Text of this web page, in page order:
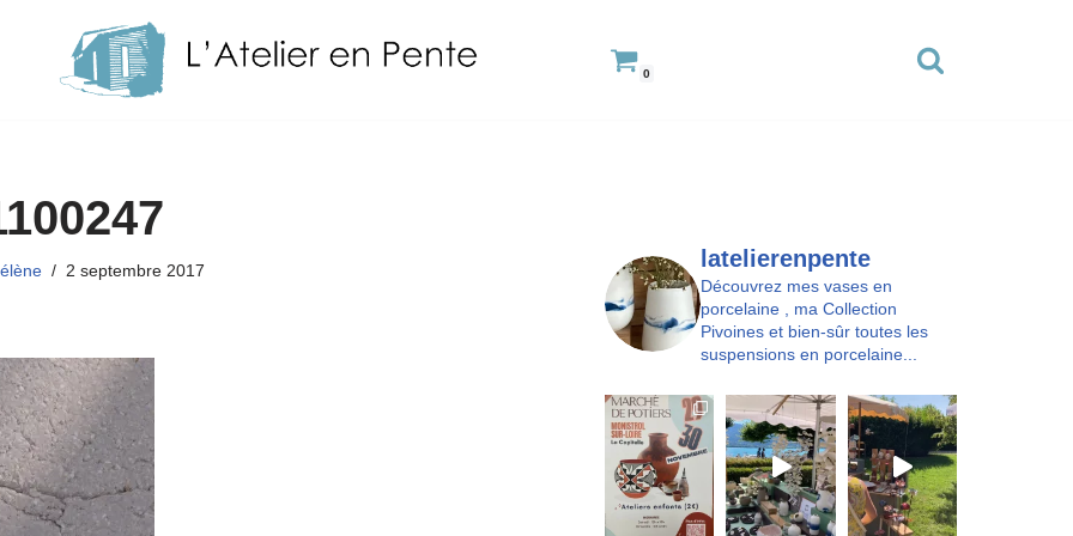
0
2 septembre 2017 latelierenpente
Découvrez mes vases en
porcelaine , ma Collection
Pivoines et bien-sûr toutes les
suspensions en porcelaine...